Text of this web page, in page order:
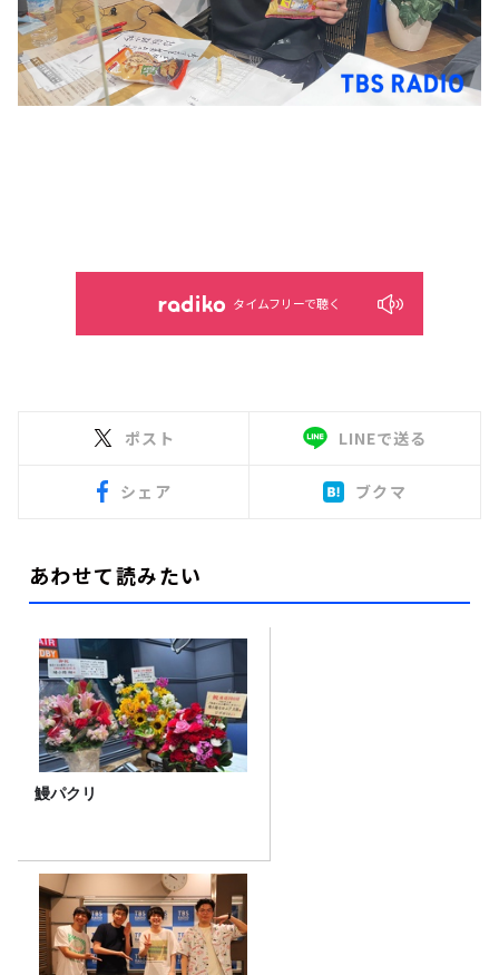
タイムフリーで聴く
ポスト LINEで送る
シェア ブクマ
あわせて読みたい
鰻パクリ